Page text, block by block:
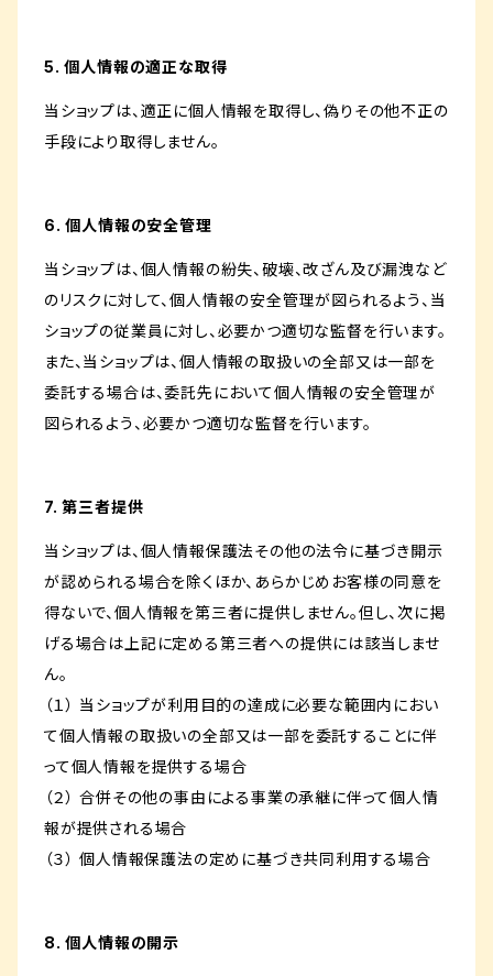
5. 個人情報の適正な取得
当ショップは、適正に個人情報を取得し、偽りその他不正の
手段により取得しません。
6. 個人情報の安全管理
当ショップは、個人情報の紛失、破壊、改ざん及び漏洩など
のリスクに対して、個人情報の安全管理が図られるよう、当
ショップの従業員に対し、必要かつ適切な監督を行います。
また、当ショップは、個人情報の取扱いの全部又は一部を
委託する場合は、委託先において個人情報の安全管理が
図られるよう、必要かつ適切な監督を行います。
7. 第三者提供
当ショップは、個人情報保護法その他の法令に基づき開示
が認められる場合を除くほか、あらかじめお客様の同意を
得ないで、個人情報を第三者に提供しません。但し、次に掲
げる場合は上記に定める第三者への提供には該当しませ
ん。
（１） 当ショップが利用目的の達成に必要な範囲内におい
て個人情報の取扱いの全部又は一部を委託することに伴
って個人情報を提供する場合
（２） 合併その他の事由による事業の承継に伴って個人情
報が提供される場合
（３） 個人情報保護法の定めに基づき共同利用する場合
8. 個人情報の開示